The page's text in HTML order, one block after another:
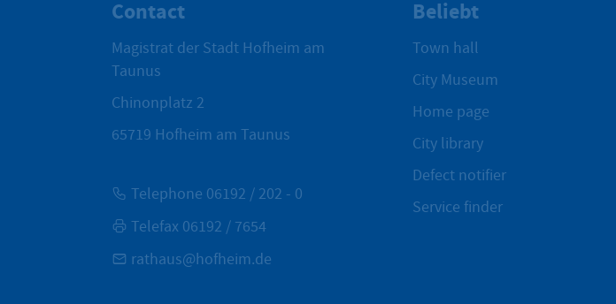
Contact
Magistrat der Stadt Hofheim am
Taunus
Chinonplatz 2
65719 Hofheim am Taunus
Telephone 06192 / 202 - 0
Telefax 06192 / 7654
rathaus@hofheim.de
Beliebt
Town hall
City Museum
Home page
City library
Defect notifier
Service finder